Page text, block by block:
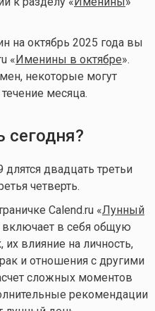
на октябрь 2025 года вы
« Именины в октябре».
некоторые могут
месяца.
сегодня?
длятся двадцать третьи
четверть.
Calend.ru «Лунный
включает в себя общую
их влияние на личность,
и отношения с другими
сложных моментов
рекомендации